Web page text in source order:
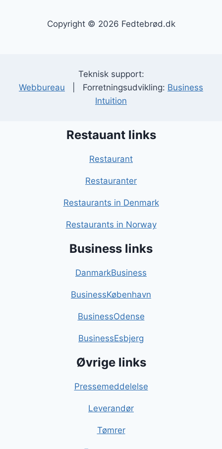
Copyright © 2026 Fedtebrød.dk
Teknisk support:
Webbureau | Forretningsudvikling: Business
Intuition
Restauant links
Restaurant
Restauranter
Restaurants in Denmark
Restaurants in Norway
Business links
DanmarkBusiness
BusinessKøbenhavn
BusinessOdense
BusinessEsbjerg
Øvrige links
Pressemeddelelse
Leverandør
Tømrer